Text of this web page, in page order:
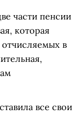
части пенсии
которая
отчисляемых в
все свои